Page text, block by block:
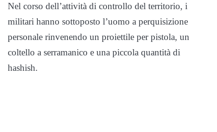
Nel corso dell’attività di controllo del territorio, i
militari hanno sottoposto l’uomo a perquisizione
personale rinvenendo un proiettile per pistola, un
coltello a serramanico e una piccola quantità di
hashish.